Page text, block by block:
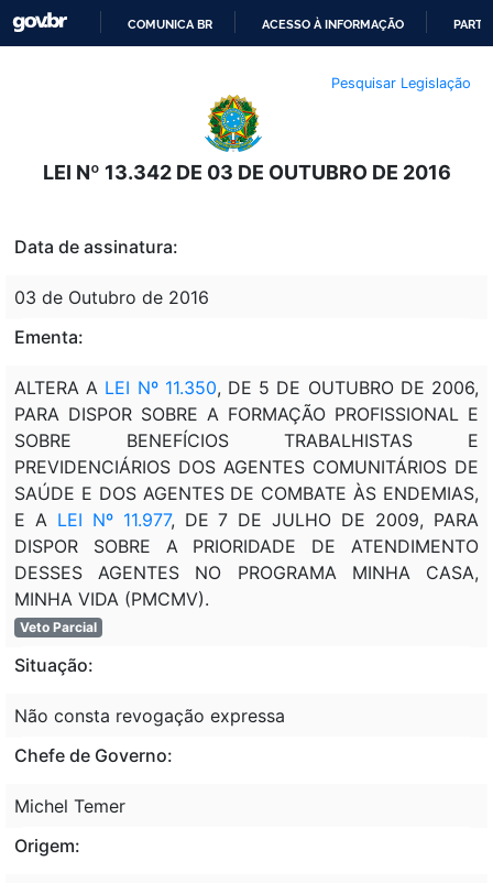
O
CONTEÚDO
COMUNICA BR ACESSO À INFORMAÇÃO
Pesquisar Legislação
LEI Nº 13.342 DE 03 DE OUTUBRO DE 2016
Data de assinatura:
03 de Outubro de 2016
Ementa:
ALTERA A LEI Nº 11.350, DE 5 DE OUTUBRO DE 2006,
PARA DISPOR SOBRE A FORMAÇÃO PROFISSIONAL E
SOBRE BENEFÍCIOS TRABALHISTAS E
PREVIDENCIÁRIOS DOS AGENTES COMUNITÁRIOS DE
SAÚDE E DOS AGENTES DE COMBATE ÀS ENDEMIAS,
E A LEI Nº 11.977, DE 7 DE JULHO DE 2009, PARA
DISPOR SOBRE A PRIORIDADE DE ATENDIMENTO
DESSES AGENTES NO PROGRAMA MINHA CASA,
MINHA VIDA (PMCMV).
Veto Parcial
Situação:
Não consta revogação expressa
Chefe de Governo:
Michel Temer
Origem: